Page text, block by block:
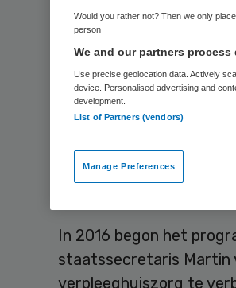
In totaal 633
Waardigheid en trots
dat is ongeveer een
verpleeghuiszorg
In 2016 begon het
staatssecretaris Martin
verpleeghuiszorg te
Would you rather not? Then we only
person
We and our partners
Use precise geolocation data. Actively
device. Personalised advertising and
development.
List of Partners (vendors)
Manage Preferences